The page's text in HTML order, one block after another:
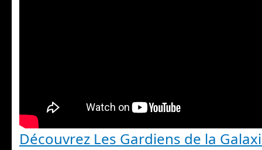
Découvrez Les Gardiens de la